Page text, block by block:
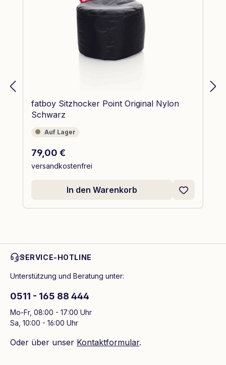
fatboy Sitzhocker Point Original Nylon
Schwarz
Auf Lager
Auf Lager
Regulärer Preis:
79,00 €
versandkostenfrei
In den Warenkorb
SERVICE-HOTLINE
Unterstützung und Beratung unter:
0511 - 165 88 444
Mo-Fr, 08:00 - 17:00 Uhr
Sa, 10:00 - 16:00 Uhr
Oder über unser Kontaktformular.